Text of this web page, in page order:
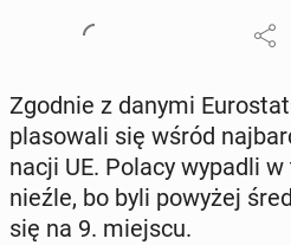
Zgodnie z danymi
pla­so­wa­li się wśród
nacji UE. Polacy wypadli
nieźle, bo byli powyżej
się na 9. miejscu.